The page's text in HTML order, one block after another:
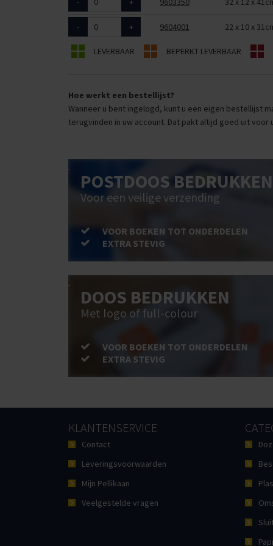
- + 9604001 22 x 10 x
LEVERBAAR BEPERKT LEVERBAAR
Hoe werkt een bestellijst?
Wanneer u bent ingelogd, kunt u een eigen bestellijst
terugvinden in uw account. Dat pakt altijd goed uit voor
POSTDOOS BEDRUKKEN
Voor een veilige verzending
VOOR BOEKEN TOT ONDERDELEN
EXTRA STEVIG
DOOS BEDRUKKEN
Met logo of full-colour
VOOR BOEKEN TOT ONDERDELEN
EXTRA STEVIG
KLANTENSERVICE
Contact
Leveringsvoorwaarden
Mijn Pellikaan
Veelgestelde vragen